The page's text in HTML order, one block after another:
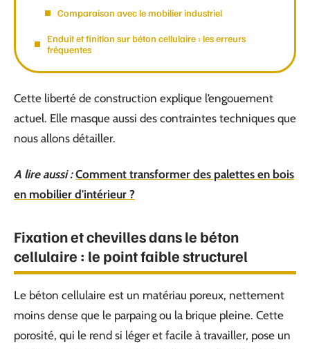
Comparaison avec le mobilier industriel
Enduit et finition sur béton cellulaire : les erreurs
fréquentes
Cette liberté de construction explique l’engouement
actuel. Elle masque aussi des contraintes techniques que
nous allons détailler.
A lire aussi : Comment transformer des palettes en bois
en mobilier d'intérieur ?
Fixation et chevilles dans le béton
cellulaire : le point faible structurel
Le béton cellulaire est un matériau poreux, nettement
moins dense que le parpaing ou la brique pleine. Cette
porosité, qui le rend si léger et facile à travailler, pose un